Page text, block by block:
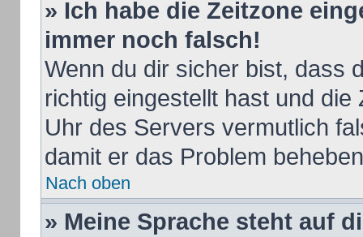
» Ich habe die Zeitzone
immer noch falsch!
Wenn du dir sicher bist, dass
richtig eingestellt hast und
Uhr des Servers vermutlich
damit er das Problem
Nach oben
» Meine Sprache steht auf